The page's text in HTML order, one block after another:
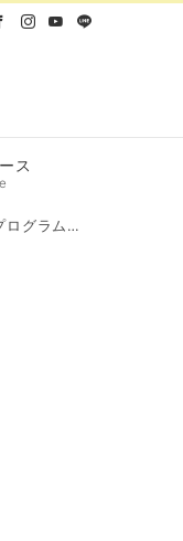
ス
ラム！？